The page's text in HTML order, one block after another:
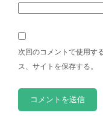
次回のコメントで使用す
ス、サイトを保存する。